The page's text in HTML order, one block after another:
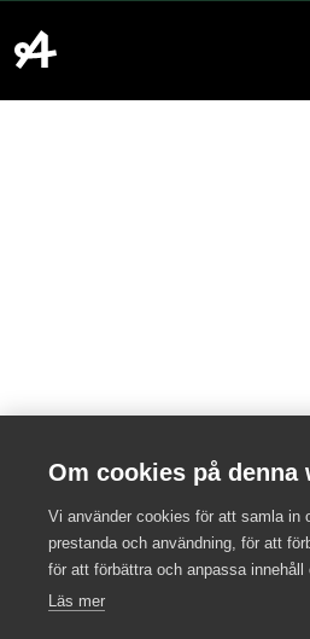
Om cookies på denna
Vi använder cookies för att samla in
prestanda och användning, för att
för att förbättra och anpassa innehåll
Läs mer